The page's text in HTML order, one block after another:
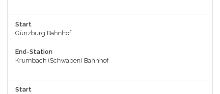
Start
Günzburg Bahnhof
End-Station
Krumbach (Schwaben) Bahnhof
Start